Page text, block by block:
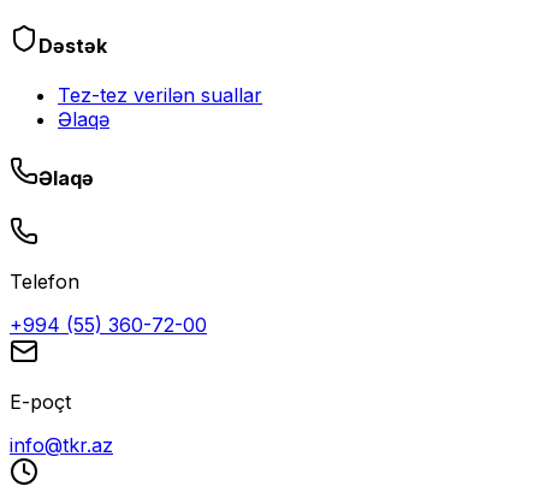
Dəstək
Tez-tez verilən suallar
Əlaqə
Əlaqə
Telefon
+994 (55) 360-72-00
E-poçt
info@tkr.az